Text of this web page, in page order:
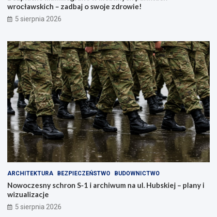
c
j
k
t
ó
r
a
z
m
i
e
n
m
i
s
t
o
!
w
s
c
h
–
z
a
d
b
a
j
o
s
w
o
e
z
d
r
wrocławskich – zadbaj o swoje zdrowie!
5 sierpnia 2026
ARCHITEKTURA BEZPIECZEŃSTWO BUDOWNICTWO
Nowoczesny schron S-1 i archiwum na ul. Hubskiej – plany i
wizualizacje
5 sierpnia 2026